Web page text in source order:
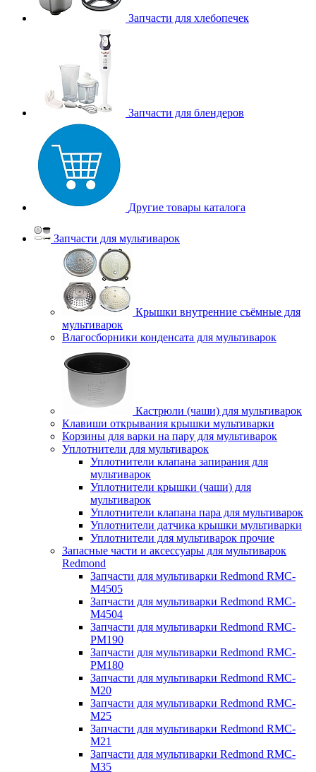
Запчасти для хлебопечек
Запчасти для блендеров
Другие товары каталога
Запчасти для мультиварок
Крышки внутренние съёмные для
мультиварок
Влагосборники конденсата для мультиварок
Кастрюли (чаши) для мультиварок
Клавиши открывания крышки мультиварки
Корзины для варки на пару для мультиварок
Уплотнители для мультиварок
Уплотнители клапана запирания для
мультиварок
Уплотнители крышки (чаши) для
мультиварок
Уплотнители клапана пара для мультиварок
Уплотнители датчика крышки мультиварки
Уплотнители для мультиварок прочие
Запасные части и аксессуары для мультиварок
Redmond
Запчасти для мультиварки Redmond RMC-
M4505
Запчасти для мультиварки Redmond RMC-
M4504
Запчасти для мультиварки Redmond RMC-
PM190
Запчасти для мультиварки Redmond RMC-
PM180
Запчасти для мультиварки Redmond RMC-
M20
Запчасти для мультиварки Redmond RMC-
M25
Запчасти для мультиварки Redmond RMC-
M21
Запчасти для мультиварки Redmond RMC-
M35